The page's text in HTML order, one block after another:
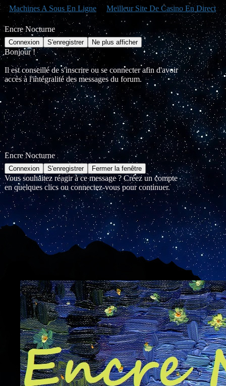
Machines A Sous En Ligne Meilleur Site De Casino En Direct
Encre Nocturne
Bonjour !
Il est conseillé de s'inscrire ou se connecter afin d'avoir
accès à l'intégralité des messages du forum.
Encre Nocturne
Vous souhaitez réagir à ce message ? Créez un compte
en quelques clics ou connectez-vous pour continuer.